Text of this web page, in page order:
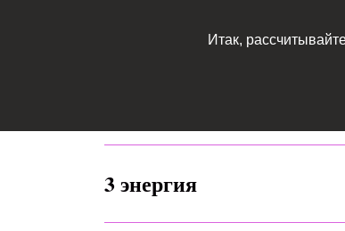
Итак,
3 энергия